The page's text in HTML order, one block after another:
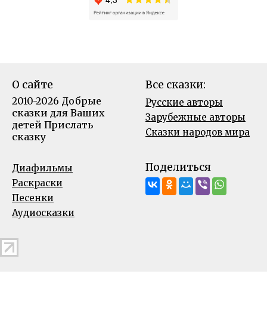
О сайте
2010-2026 Добрые
сказки для Ваших
детей Прислать
сказку
Все сказки:
Русские авторы
Зарубежные авторы
Сказки народов мира
Диафильмы
Раскраски
Песенки
Аудиосказки
Поделиться